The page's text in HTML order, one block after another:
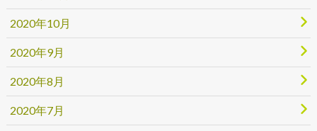
2020年10月
2020年9月
2020年8月
2020年7月